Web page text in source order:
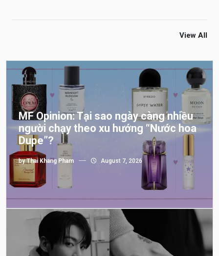
View All
MF Opinion: Tại sao ngày càng nhiều
người chạy theo xu hướng “Nước hoa
Dupe”?
byThai Khang Pham August 7, 2026